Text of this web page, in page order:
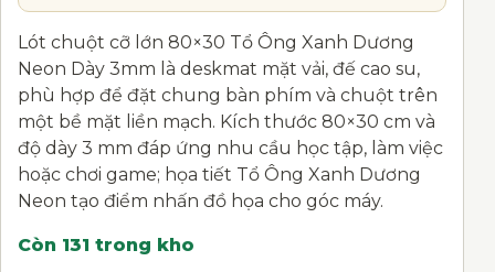
Lót chuột cỡ lớn 80×30 Tổ Ông Xanh Dương
Neon Dày 3mm là deskmat mặt vải, đế cao su,
phù hợp để đặt chung bàn phím và chuột trên
một bề mặt liền mạch. Kích thước 80×30 cm và
độ dày 3 mm đáp ứng nhu cầu học tập, làm việc
hoặc chơi game; họa tiết Tổ Ông Xanh Dương
Neon tạo điểm nhấn đồ họa cho góc máy.
Còn 131 trong kho